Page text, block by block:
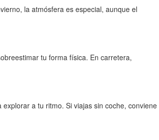
la atmósfera es especial, aunque el
tu forma física. En carretera,
a tu ritmo. Si viajas sin coche, conviene